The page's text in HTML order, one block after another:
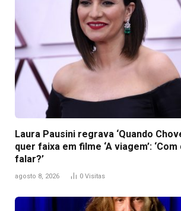
Laura Pausini regrava ‘Quando
quer faixa em filme ‘A viagem’:
falar?’
agosto 8, 2026 0 Visitas